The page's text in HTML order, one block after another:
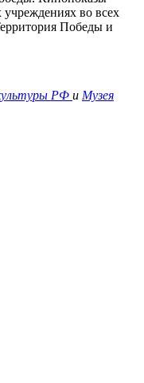
учреждениях во всех
Победы и
РФ и Музея